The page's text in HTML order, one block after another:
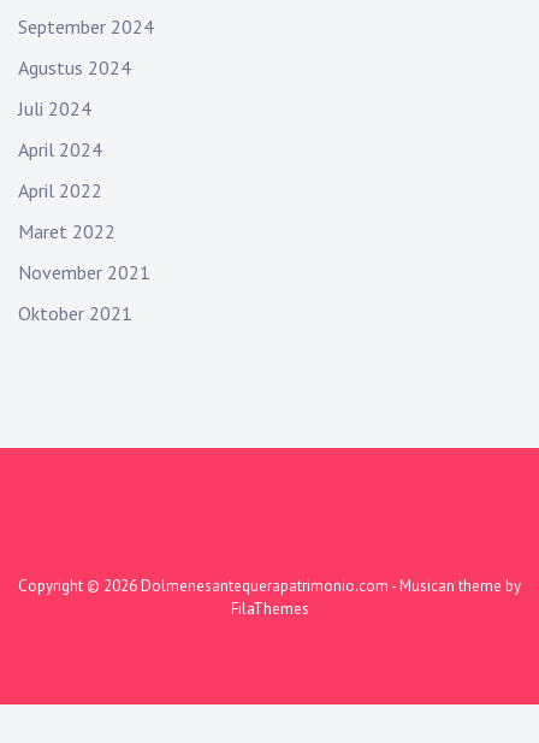
September 2024
Agustus 2024
Juli 2024
April 2024
April 2022
Maret 2022
November 2021
Oktober 2021
Copyright © 2026Dolmenesantequerapatrimonio.com - Musican theme by
FilaThemes